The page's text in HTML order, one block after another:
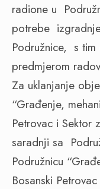
radione u
potrebe
Podružnice, s
predmjerom
Za uklanjanje
“Građenje,
Petrovac i Sektor
saradnji sa
Podružnicu
Bosanski